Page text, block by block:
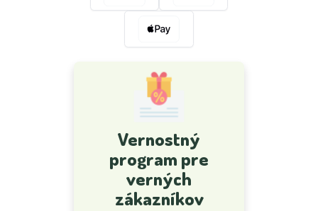
Vernostný
program pre
verných
zákazníkov